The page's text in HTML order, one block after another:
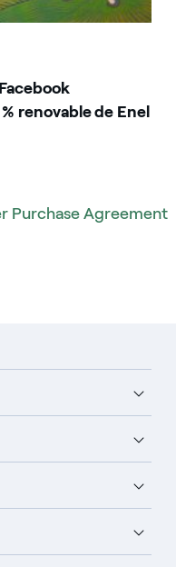
renovable de Enel
Purchase Agreement